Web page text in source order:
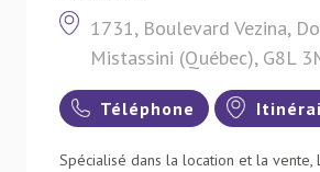
1731, Boulevard Vezina,
Mistassini (Québec), G8L
Téléphone
Spécialisé dans la location et la vente,